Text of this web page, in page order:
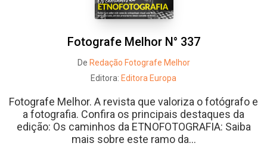
Fotografe Melhor N° 337
De Redação Fotografe Melhor
Editora: Editora Europa
Fotografe Melhor. A revista que valoriza o fotógrafo e
a fotografia. Confira os principais destaques da
edição: Os caminhos da ETNOFOTOGRAFIA: Saiba
mais sobre este ramo da...